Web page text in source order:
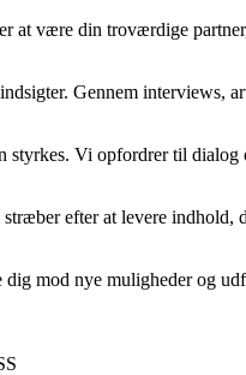
være din troværdige
Gennem interviews,
Vi opfordrer til dialog
efter at levere
mod nye muligheder og